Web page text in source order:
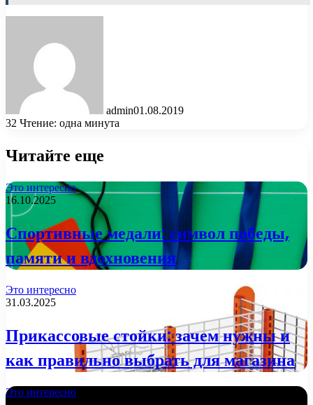
admin01.08.2019
32 Чтение: одна минута
Читайте еще
Это интересно
16.10.2025
Спортивные медали: символ победы,
памяти и вдохновения
Это интересно
31.03.2025
Прикассовые стойки: зачем нужны и
как правильно выбрать для магазина
Это интересно